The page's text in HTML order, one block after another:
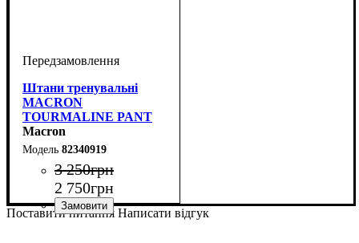
Штани тренувальні
MACRON
TOURMALINE PANT
(82340719)
Macron
82340919
3 250грн
2 750грн
Стать: Унісекс
Виробник: Macron
Колір: Чорний
Поставити питання Написати відгук